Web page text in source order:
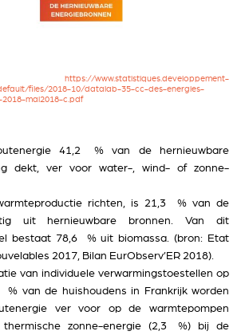
https://www.statistiques.developpement-
files/2018-10/datalab-35-cc-des-energies-
mai2018-c.pdf
41,2 % van de hernieuwbare
dekt, ver voor water-, wind- of zonne-
richten, is 21,3 % van de
uit hernieuwbare bronnen. Van dit
bestaat 78,6 % uit biomassa. (bron: Etat
2017, Bilan EurObserv’ER 2018).
van individuele verwarmingstoestellen op
van de huishoudens in Frankrijk worden
ver voor op de warmtepompen
zonne-energie (2,3 %) bij de